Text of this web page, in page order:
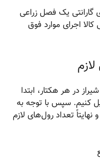
یک فصل زراعی
اجرای موارد فوق
در هر هکتار، ابتدا
سپس با توجه به
تعداد رول‌های لازم